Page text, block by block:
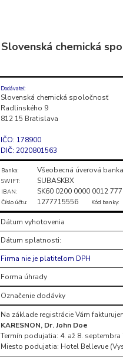
Slovenská chemická
Dodávateľ:
Slovenská chemická spoločnosť
Radlinského 9
812 15 Bratislava
IČO: 178900
DIČ: 2020801563
Banka: Všeobecná úverová banka
SWIFT: SUBASKBX
IBAN: SK60 0200 0000 0012
Číslo účtu: 1277715556 Kód banky:
Dátum vyhotovenia
Dátum splatnosti:
Firma nie je platiteľom DPH
Forma úhrady
Označenie dodávky
Na základe registrácie Vám
KARESNON, Dr. John Doe
Termín podujatia: 4. až 8. septembra
Miesto podujatia: Hotel Bellevue